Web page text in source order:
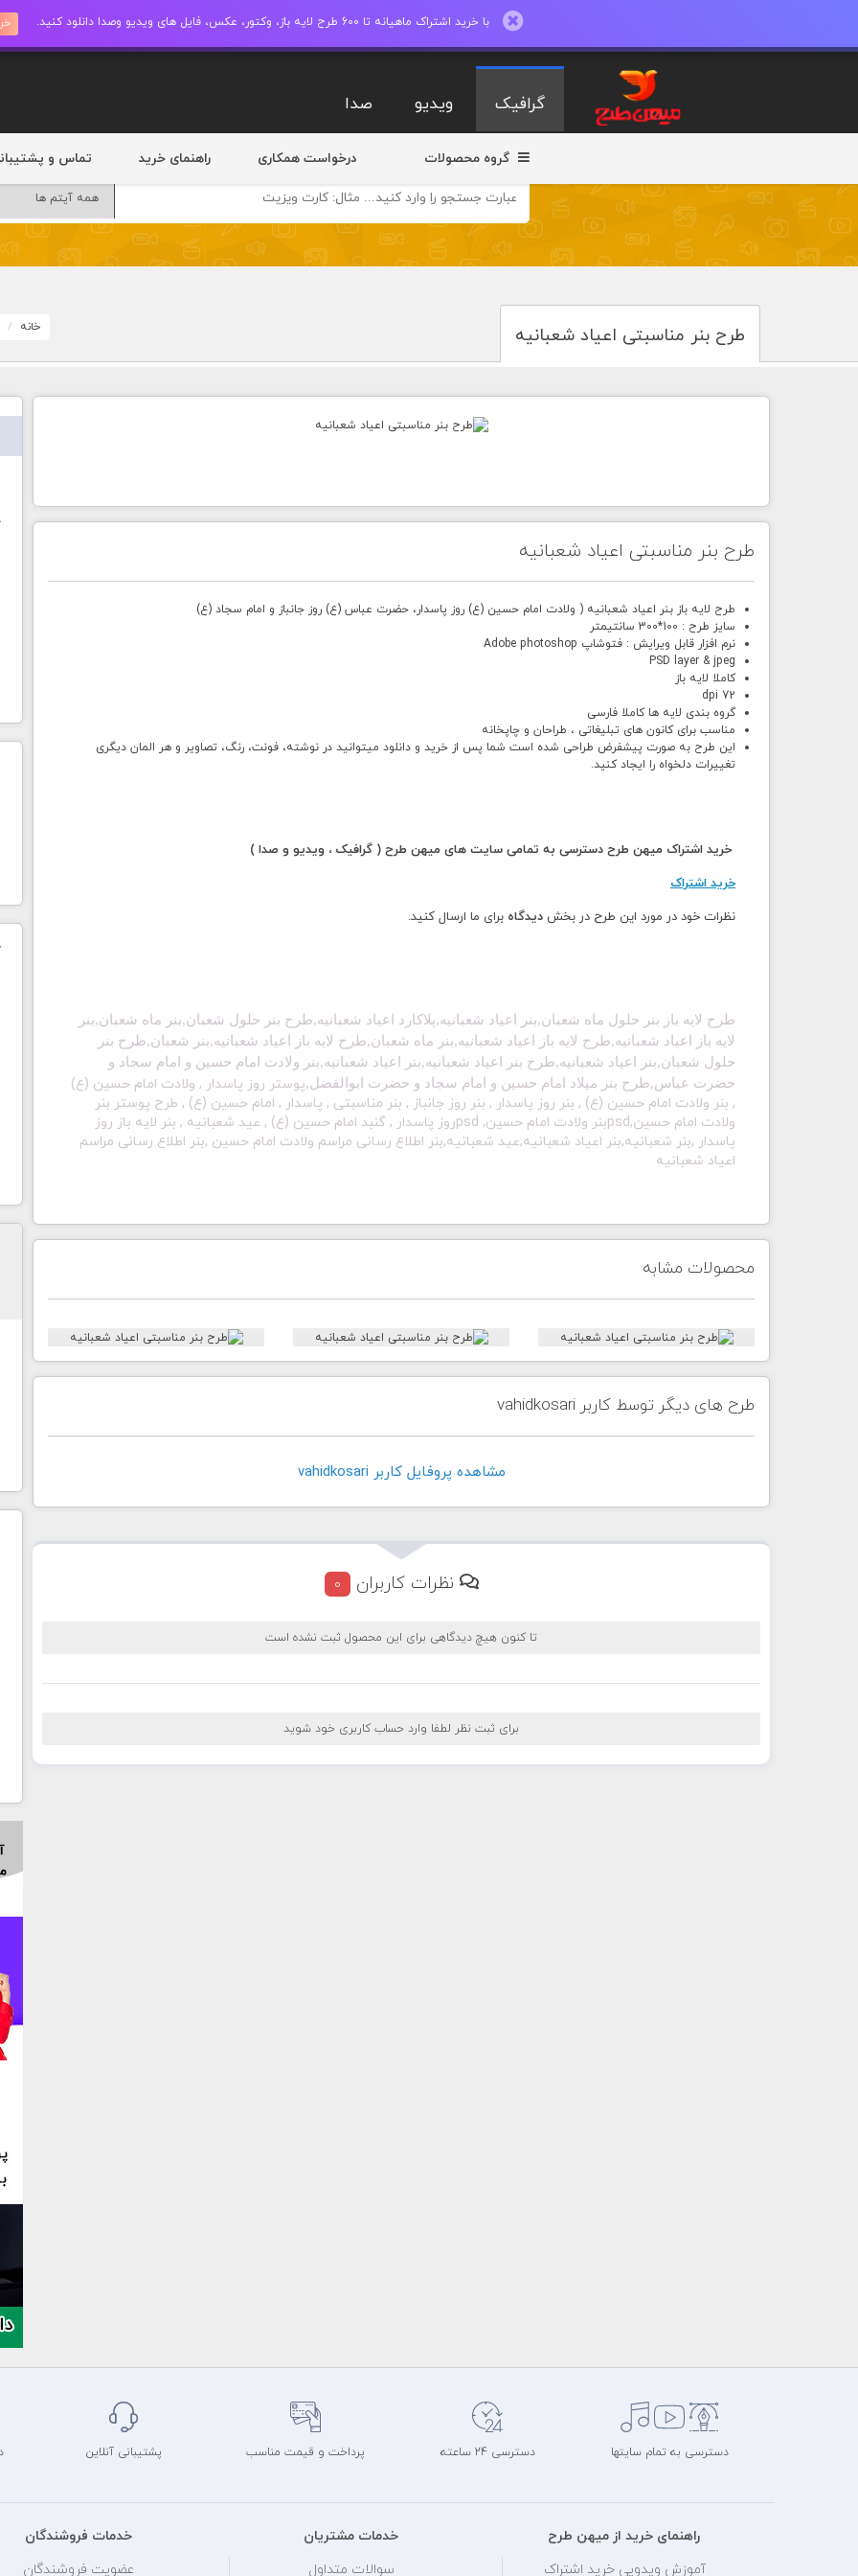
با خرید اشتراک ماهیانه تا 600 طرح لایه باز، وکتور، عکس، فایل های ویدیو وصدا دانلود کنید.
گرافیک ویدیو صدا
گروه محصولات درخواست همکاری راهنمای خرید تماس و
طرح بنر مناسبتی اعیاد شعبانیه خانه
طرح بنر مناسبتی اعیاد شعبانیه
طرح لایه باز بنر اعیاد شعبانیه ( ولادت امام حسین (ع) روز پاسدار، حضرت عباس (ع) روز جانباز و امام سجاد (ع)
سایز طرح : 100*300 سانتیمتر
نرم افزار قابل ویرایش : فتوشاپ Adobe photoshop
PSD layer & jpeg
کاملا لایه باز
72 dpi
گروه بندی لایه ها کاملا فارسی
مناسب برای کانون های تبلیغاتی ، طراحان و چاپخانه
این طرح به صورت پیشفرض طراحی شده است شما پس از خرید و دانلود میتوانید در نوشته، فونت، رنگ، تصاویر و هر المان دیگری
تغییرات دلخواه را ایجاد کنید.
خرید اشتراک میهن طرح دسترسی به تمامی سایت های میهن طرح ( گرافیک ، ویدیو و صدا )
خرید اشتراک
نظرات خود در مورد این طرح در بخش دیدگاه برای ما ارسال کنید.
طرح لایه باز بنر حلول ماه شعبان,بنر اعیاد شعبانیه,پلاکارد اعیاد شعبانیه,طرح بنر حلول شعبان,بنر ماه شعبان,بنر
لایه باز اعیاد شعبانیه,طرح لایه باز اعیاد شعبانیه,بنر ماه شعبان,طرح لایه باز اعیاد شعبانیه,بنر شعبان,طرح بنر
حلول شعبان,بنر اعیاد شعبانیه,طرح بنر اعیاد شعبانیه,بنر اعیاد شعبانیه,بنر ولادت امام حسین و امام سجاد و
حضرت عباس,طرح بنر میلاد امام حسین و امام سجاد و حضرت ابوالفضل,پوستر روز پاسدار , ولادت امام حسین (ع)
, بنر ولادت امام حسین (ع) , بنر روز پاسدار , بنر روز جانباز , بنر مناسبتی , پاسدار , امام حسین (ع) , طرح پوستر بنر
ولادت امام حسین,psdبنر ولادت امام حسین, psdروز پاسدار , گنبد امام حسین (ع) , عید شعبانیه , بنر لایه باز روز
پاسدار ,بنر شعبانیه,بنر اعیاد شعبانیه,عید شعبانیه,بنر اطلاع رسانی مراسم ولادت امام حسین ,بنر اطلاع رسانی مراسم
اعیاد شعبانیه
محصولات مشابه
طرح های دیگر توسط کاربر vahidkosari
مشاهده پروفايل کاربر vahidkosari
نظرات کاربران 0
تا کنون هیچ دیدگاهی برای این محصول ثبت نشده است
برای ثبت نظر لطفا وارد حساب کاربری خود شوید
دسترسی به تمام سایتها دسترسی 24 ساعته پرداخت و قیمت مناسب پشتیبانی آنلاین
راهنمای خرید از میهن طرح
آموزش ویدویی خرید اشتراک
خدمات مشتریان
سوالات متداول
خدمات فروشندگان
عضویت فروشندگان